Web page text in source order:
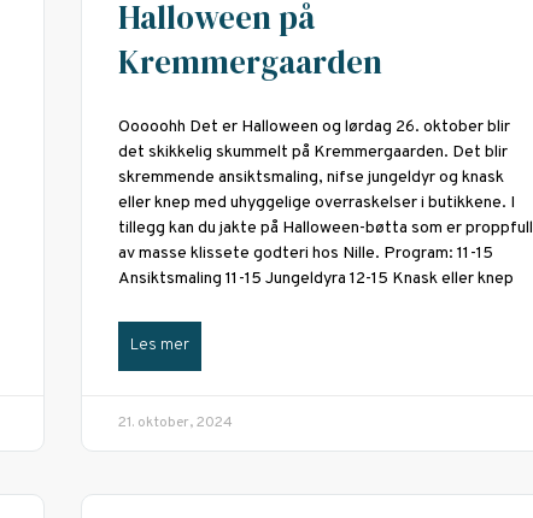
Halloween på
Kremmergaarden
Ooooohh Det er Halloween og lørdag 26. oktober blir
det skikkelig skummelt på Kremmergaarden. Det blir
skremmende ansiktsmaling, nifse jungeldyr og knask
eller knep med uhyggelige overraskelser i butikkene. I
tillegg kan du jakte på Halloween-bøtta som er proppfull
av masse klissete godteri hos Nille. Program: 11-15
Ansiktsmaling 11-15 Jungeldyra 12-15 Knask eller knep
Les mer
21. oktober, 2024